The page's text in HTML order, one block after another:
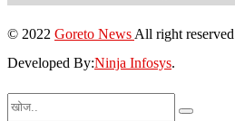
© 2022 Goreto News All right
Developed By:Ninja Infosys.